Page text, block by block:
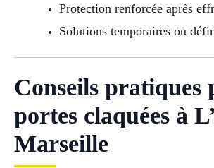
Protection renforcée après
Solutions temporaires ou
Conseils pratiques
portes claquées à
Marseille